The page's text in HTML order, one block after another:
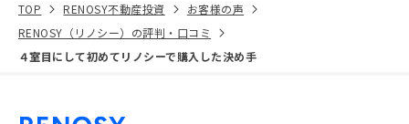
TOP RENOSY不動産投資
お客様の声
RENOSY（リノシー）の評判・口コミ
４室目にして初めてリノシーで購入した決め手